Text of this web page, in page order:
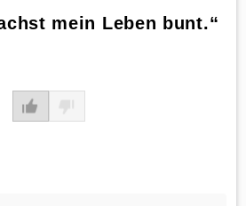
mein Leben bunt.“